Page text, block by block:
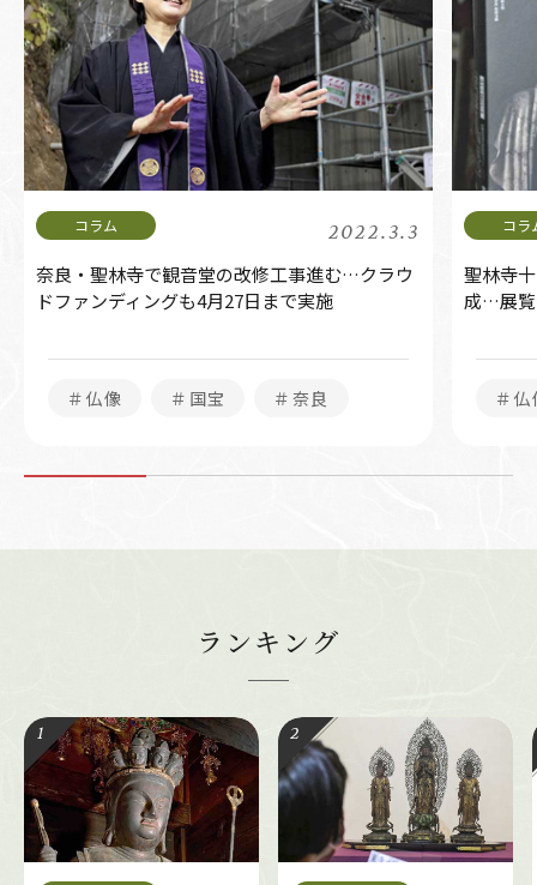
2022.3.3
奈良・聖林寺で観音堂の改修工事進む…クラウ
ドファンディングも4月27日まで実施
＃仏像 ＃国宝 ＃奈良
聖林寺
成…展覧
＃仏
ランキング